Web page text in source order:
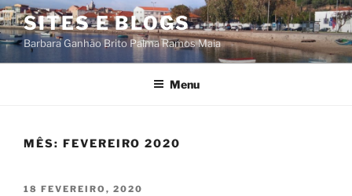
Saltar
para
o
conteúdo
SITES E BLOGS
Barbara Ganhão Brito Palma Ramos Maia
Menu
MÊS: FEVEREIRO 2020
PUBLICADO
18 FEVEREIRO, 2020